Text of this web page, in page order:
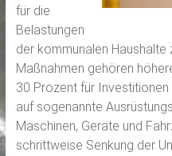
für die
Belastungen
der kommunalen
Maßnahmen gehören
30 Prozent für
auf sogenannte
Maschinen, Geräte und
schrittweise Senkung der